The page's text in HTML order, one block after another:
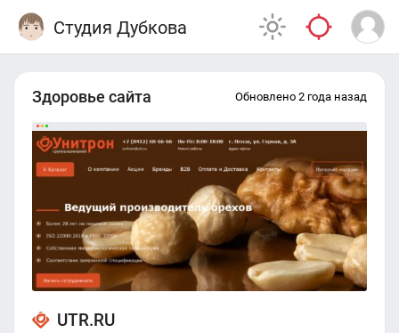
Студия Дубкова
Здоровье сайта Обновлено 2 года назад
UTR.RU